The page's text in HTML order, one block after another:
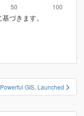
づきます。
GIS, Launched